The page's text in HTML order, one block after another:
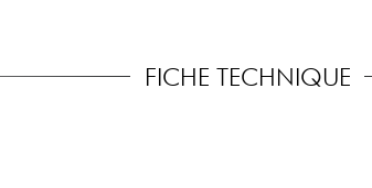
FICHE TECHNIQUE